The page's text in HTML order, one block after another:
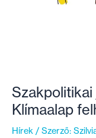
Klímaalap
Hírek / Szerző: